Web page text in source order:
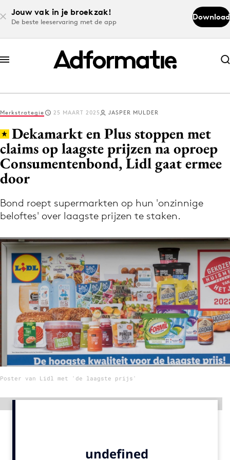
Jouw vak in je broekzak!
De beste leeservaring met de app
Download
Abonneer nu
Abonneer nu
Log in
Download de app
Volg het laatste nieuws via de Adformatie
Menu
Home
9 sept: GenAI-training
12 nov: MarketingLive!
Adverteren
Events
Opleidingen
Vacatures
Academy
Merkstrategie 25 MAART 2025 JASPER MULDER
Dekamarkt en Plus stoppen met
claims op laagste prijzen na oproep
Consumentenbond, Lidl gaat ermee
door
Bond roept supermarkten op hun 'onzinnige
beloftes' over laagste prijzen te staken.
Poster van Lidl met 'de laagste prijs'